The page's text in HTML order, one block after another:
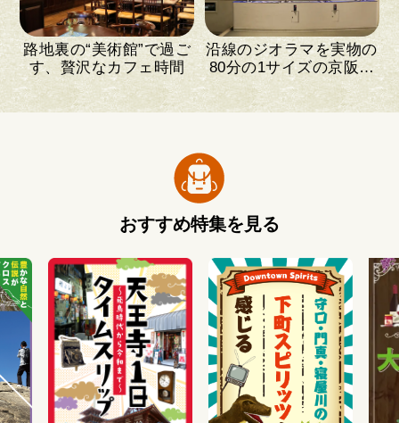
路地裏の“美術館”で過ご
す、贅沢なカフェ時間
沿線のジオラマを実物の
80分の1サイズの京阪電
車が走る！
おすすめ特集を見る